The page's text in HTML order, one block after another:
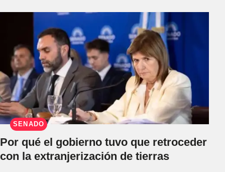
SENADO
Por qué el gobierno tuvo que retroceder
con la extranjerización de tierras